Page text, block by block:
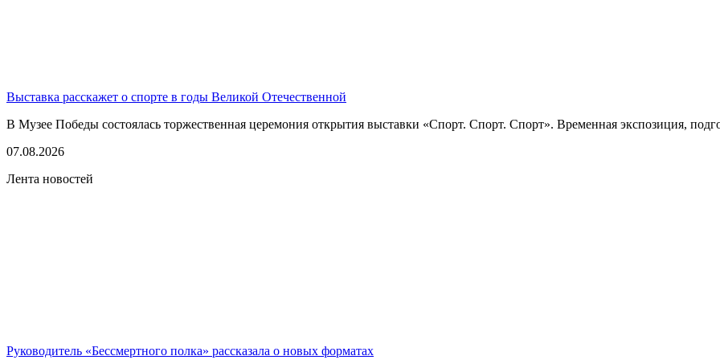
Выставка расскажет о спорте в годы Великой Отечественной
В Музее Победы состоялась торжественная церемония открытия выставки «Спорт. Спорт. Спорт». Временная экспозиция,
07.08.2026
Лента новостей
Руководитель «Бессмертного полка» рассказала о новых форматах